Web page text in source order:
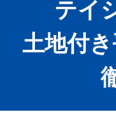
テイ
土地付